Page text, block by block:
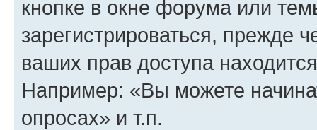
кнопке в окне форума или
зарегистрироваться, прежде
ваших прав доступа
Например: «Вы можете
опросах» и т.п.